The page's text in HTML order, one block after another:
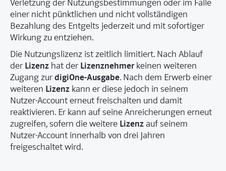
Verletzung der Nutzungsbestimmungen oder im Falle
einer nicht pünktlichen und nicht vollständigen
Bezahlung des Entgelts jederzeit und mit sofortiger
Wirkung zu entziehen.
Die Nutzungslizenz ist zeitlich limitiert. Nach Ablauf
der Lizenz hat der Lizenznehmerkeinen weiteren
Zugang zurdigiOne-Ausgabe. Nach dem Erwerb einer
weiteren Lizenz kann er diese jedoch in seinem
Nutzer-Account erneut freischalten und damit
reaktivieren. Er kann auf seine Anreicherungen erneut
zugreifen, sofern die weitere Lizenzauf seinem
Nutzer-Account innerhalb von drei Jahren
freigeschaltet wird.